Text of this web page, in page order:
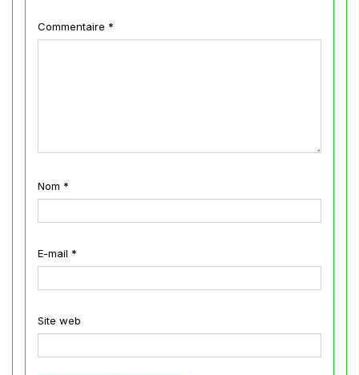
Commentaire *
Nom *
E-mail *
Site web